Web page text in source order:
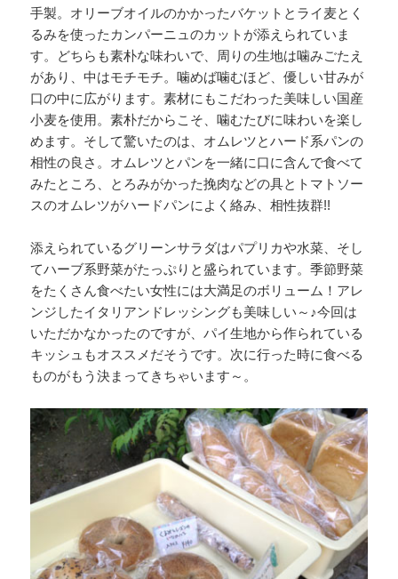
手製。オリーブオイルのかかったバケットとライ麦とく
るみを使ったカンパーニュのカットが添えられていま
す。どちらも素朴な味わいで、周りの生地は噛みごたえ
があり、中はモチモチ。噛めば噛むほど、優しい甘みが
口の中に広がります。素材にもこだわった美味しい国産
小麦を使用。素朴だからこそ、噛むたびに味わいを楽し
めます。そして驚いたのは、オムレツとハード系パンの
相性の良さ。オムレツとパンを一緒に口に含んで食べて
みたところ、とろみがかった挽肉などの具とトマトソー
スのオムレツがハードパンによく絡み、相性抜群!!
添えられているグリーンサラダはパプリカや水菜、そし
てハーブ系野菜がたっぷりと盛られています。季節野菜
をたくさん食べたい女性には大満足のボリューム！アレ
ンジしたイタリアンドレッシングも美味しい～♪今回は
いただかなかったのですが、パイ生地から作られている
キッシュもオススメだそうです。次に行った時に食べる
ものがもう決まってきちゃいます～。